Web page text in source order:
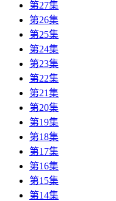
第27集
第26集
第25集
第24集
第23集
第22集
第21集
第20集
第19集
第18集
第17集
第16集
第15集
第14集